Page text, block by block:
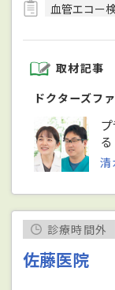
血管エコー
取材記事
ドクターズフ
る
診療時間外
佐藤医院